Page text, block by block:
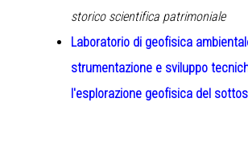
storico scientifica patrimoniale
Laboratorio di geofisica
strumentazione e sviluppo
l'esplorazione geofisica del